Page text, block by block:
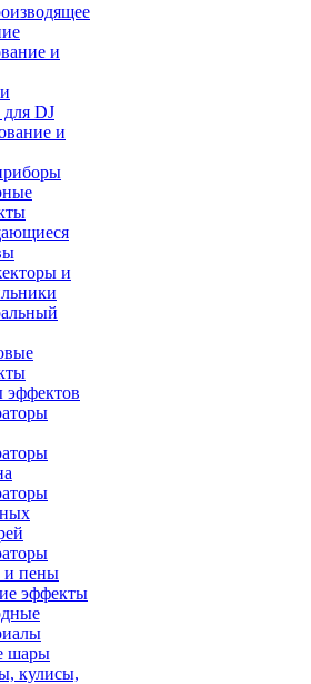
и
для DJ
и
и
эффектов
и пены
эффекты
шары
кулисы,